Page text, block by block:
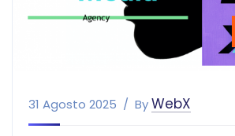
31 Agosto 2025 ByWebX